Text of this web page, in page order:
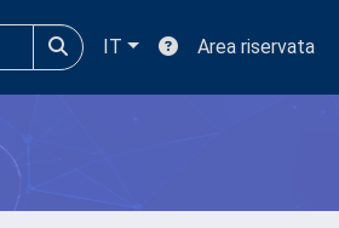
IT Area riservata